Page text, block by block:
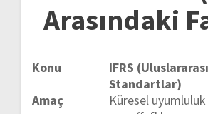
Arasındaki
Konu
IFRS (Uluslararası
Standartlar)
Amaç
Küresel uyumluluk